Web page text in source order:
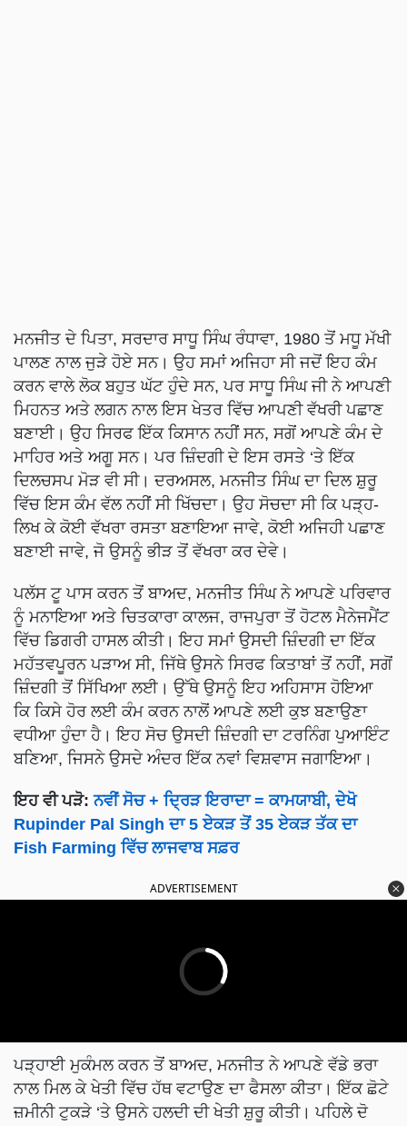
ਮਨਜੀਤ ਦੇ ਪਿਤਾ, ਸਰਦਾਰ ਸਾਧੂ ਸਿੰਘ ਰੰਧਾਵਾ, 1980 ਤੋਂ ਮਧੂ ਮੱਖੀ
ਪਾਲਣ ਨਾਲ ਜੁੜੇ ਹੋਏ ਸਨ। ਉਹ ਸਮਾਂ ਅਜਿਹਾ ਸੀ ਜਦੋਂ ਇਹ ਕੰਮ
ਕਰਨ ਵਾਲੇ ਲੋਕ ਬਹੁਤ ਘੱਟ ਹੁੰਦੇ ਸਨ, ਪਰ ਸਾਧੂ ਸਿੰਘ ਜੀ ਨੇ ਆਪਣੀ
ਮਿਹਨਤ ਅਤੇ ਲਗਨ ਨਾਲ ਇਸ ਖੇਤਰ ਵਿੱਚ ਆਪਣੀ ਵੱਖਰੀ ਪਛਾਣ
ਬਣਾਈ। ਉਹ ਸਿਰਫ ਇੱਕ ਕਿਸਾਨ ਨਹੀਂ ਸਨ, ਸਗੋਂ ਆਪਣੇ ਕੰਮ ਦੇ
ਮਾਹਿਰ ਅਤੇ ਅਗੂ ਸਨ। ਪਰ ਜ਼ਿੰਦਗੀ ਦੇ ਇਸ ਰਸਤੇ ‘ਤੇ ਇੱਕ
ਦਿਲਚਸਪ ਮੋੜ ਵੀ ਸੀ। ਦਰਅਸਲ, ਮਨਜੀਤ ਸਿੰਘ ਦਾ ਦਿਲ ਸ਼ੁਰੂ
ਵਿੱਚ ਇਸ ਕੰਮ ਵੱਲ ਨਹੀਂ ਸੀ ਖਿੱਚਦਾ। ਉਹ ਸੋਚਦਾ ਸੀ ਕਿ ਪੜ੍ਹ-
ਲਿਖ ਕੇ ਕੋਈ ਵੱਖਰਾ ਰਸਤਾ ਬਣਾਇਆ ਜਾਵੇ, ਕੋਈ ਅਜਿਹੀ ਪਛਾਣ
ਬਣਾਈ ਜਾਵੇ, ਜੋ ਉਸਨੂੰ ਭੀੜ ਤੋਂ ਵੱਖਰਾ ਕਰ ਦੇਵੇ।
ਪਲੱਸ ਟੂ ਪਾਸ ਕਰਨ ਤੋਂ ਬਾਅਦ, ਮਨਜੀਤ ਸਿੰਘ ਨੇ ਆਪਣੇ ਪਰਿਵਾਰ
ਨੂੰ ਮਨਾਇਆ ਅਤੇ ਚਿਤਕਾਰਾ ਕਾਲਜ, ਰਾਜਪੁਰਾ ਤੋਂ ਹੋਟਲ ਮੈਨੇਜਮੈਂਟ
ਵਿੱਚ ਡਿਗਰੀ ਹਾਸਲ ਕੀਤੀ। ਇਹ ਸਮਾਂ ਉਸਦੀ ਜ਼ਿੰਦਗੀ ਦਾ ਇੱਕ
ਮਹੱਤਵਪੂਰਨ ਪੜਾਅ ਸੀ, ਜਿੱਥੇ ਉਸਨੇ ਸਿਰਫ ਕਿਤਾਬਾਂ ਤੋਂ ਨਹੀਂ, ਸਗੋਂ
ਜ਼ਿੰਦਗੀ ਤੋਂ ਸਿੱਖਿਆ ਲਈ। ਉੱਥੇ ਉਸਨੂੰ ਇਹ ਅਹਿਸਾਸ ਹੋਇਆ
ਕਿ ਕਿਸੇ ਹੋਰ ਲਈ ਕੰਮ ਕਰਨ ਨਾਲੋਂ ਆਪਣੇ ਲਈ ਕੁਝ ਬਣਾਉਣਾ
ਵਧੀਆ ਹੁੰਦਾ ਹੈ। ਇਹ ਸੋਚ ਉਸਦੀ ਜ਼ਿੰਦਗੀ ਦਾ ਟਰਨਿੰਗ ਪੁਆਇੰਟ
ਬਣਿਆ, ਜਿਸਨੇ ਉਸਦੇ ਅੰਦਰ ਇੱਕ ਨਵਾਂ ਵਿਸ਼ਵਾਸ ਜਗਾਇਆ।
ਇਹ ਵੀ ਪੜੋ:ਨਵੀਂ ਸੋਚ + ਦ੍ਰਿੜ ਇਰਾਦਾ = ਕਾਮਯਾਬੀ, ਦੇਖੋ
Rupinder Pal Singh ਦਾ 5 ਏਕੜ ਤੋਂ 35 ਏਕੜ ਤੱਕ ਦਾ
Fish Farming ਵਿੱਚ ਲਾਜਵਾਬ ਸਫ਼ਰ
ADVERTISEMENT
ਪੜ੍ਹਾਈ ਮੁਕੰਮਲ ਕਰਨ ਤੋਂ ਬਾਅਦ, ਮਨਜੀਤ ਨੇ ਆਪਣੇ ਵੱਡੇ ਭਰਾ
ਨਾਲ ਮਿਲ ਕੇ ਖੇਤੀ ਵਿੱਚ ਹੱਥ ਵਟਾਉਣ ਦਾ ਫੈਸਲਾ ਕੀਤਾ। ਇੱਕ ਛੋਟੇ
ਜ਼ਮੀਨੀ ਟੁਕੜੇ ‘ਤੇ ਉਸਨੇ ਹਲਦੀ ਦੀ ਖੇਤੀ ਸ਼ੁਰੂ ਕੀਤੀ। ਪਹਿਲੇ ਦੋ